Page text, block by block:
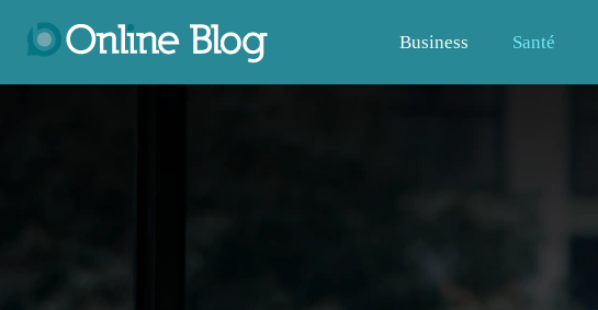
Business Santé